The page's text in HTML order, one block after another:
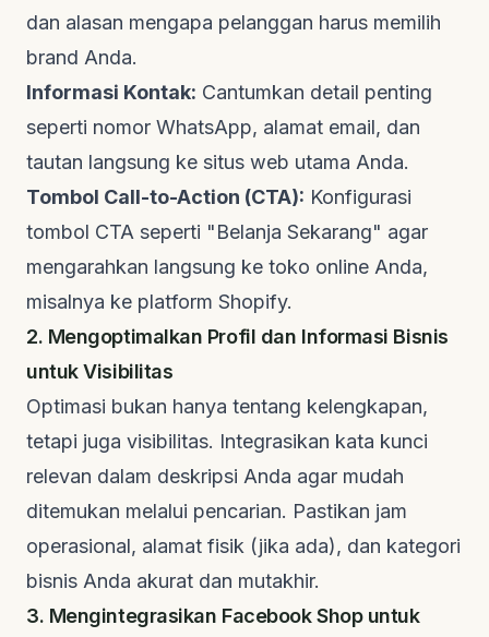
dan alasan mengapa pelanggan harus memilih
brand Anda.
Informasi Kontak: Cantumkan detail penting
seperti nomor WhatsApp, alamat email, dan
tautan langsung ke situs web utama Anda.
Tombol Call-to-Action (CTA): Konfigurasi
tombol CTA seperti "Belanja Sekarang" agar
mengarahkan langsung ke toko online Anda,
misalnya ke platform Shopify.
2. Mengoptimalkan Profil dan Informasi Bisnis
untuk Visibilitas
Optimasi bukan hanya tentang kelengkapan,
tetapi juga visibilitas. Integrasikan kata kunci
relevan dalam deskripsi Anda agar mudah
ditemukan melalui pencarian. Pastikan jam
operasional, alamat fisik (jika ada), dan kategori
bisnis Anda akurat dan mutakhir.
3. Mengintegrasikan Facebook Shop untuk